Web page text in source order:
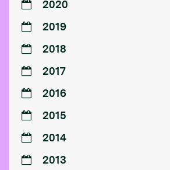
2020
2019
2018
2017
2016
2015
2014
2013